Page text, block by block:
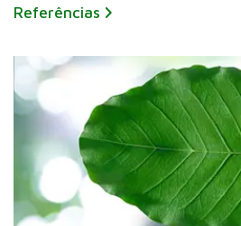
Referências